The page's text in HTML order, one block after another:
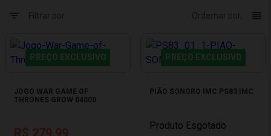
PREÇO EXCLUSIVO
JOGO WAR GAME OF
THRONES GROW 04000
R$ 279,99
PREÇO EXCLUSIVO
PIÃO SONORO IMC PS83 IMC
Produto Esgotado